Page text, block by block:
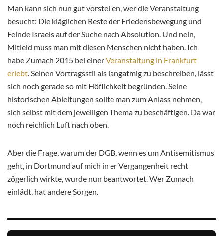
Man kann sich nun gut vorstellen, wer die Veranstaltung
besucht: Die kläglichen Reste der Friedensbewegung und
Feinde Israels auf der Suche nach Absolution. Und nein,
Mitleid muss man mit diesen Menschen nicht haben. Ich
habe Zumach 2015 bei einerVeranstaltung in Frankfurt
erlebt . Seinen Vortragsstil als langatmig zu beschreiben, lässt
sich noch gerade so mit Höflichkeit begründen. Seine
historischen Ableitungen sollte man zum Anlass nehmen,
sich selbst mit dem jeweiligen Thema zu beschäftigen. Da war
noch reichlich Luft nach oben.
Aber die Frage, warum der DGB, wenn es um Antisemitismus
geht, in Dortmund auf mich in er Vergangenheit recht
zögerlich wirkte, wurde nun beantwortet. Wer Zumach
einlädt, hat andere Sorgen.